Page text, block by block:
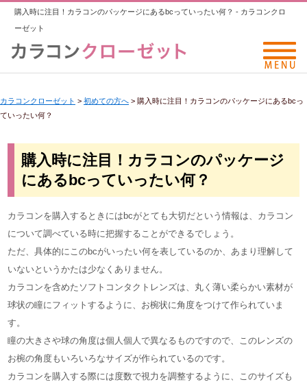
購入時に注目！カラコンのパッケージにあるbcっていったい何？ - カラコンクロ
ーゼット
カラコンクローゼット > 初めての方へ > 購入時に注目！カラコンのパッケージにあるbcっ
ていったい何？
購入時に注目！カラコンのパッケージ
にあるbcっていったい何？
カラコンを購入するときにはbcがとても大切だという情報は、カラコン
について調べている時に把握することができるでしょう。
ただ、具体的にこのbcがいったい何を表しているのか、あまり理解して
いないというかたは少なくありません。
カラコンを含めたソフトコンタクトレンズは、丸く薄い柔らかい素材が
球状の瞳にフィットするように、お椀状に角度をつけて作られていま
す。
瞳の大きさや球の角度は個人個人で異なるものですので、このレンズの
お椀の角度もいろいろなサイズが作られているのです。
カラコンを購入する際には度数で視力を調整するように、このサイズも